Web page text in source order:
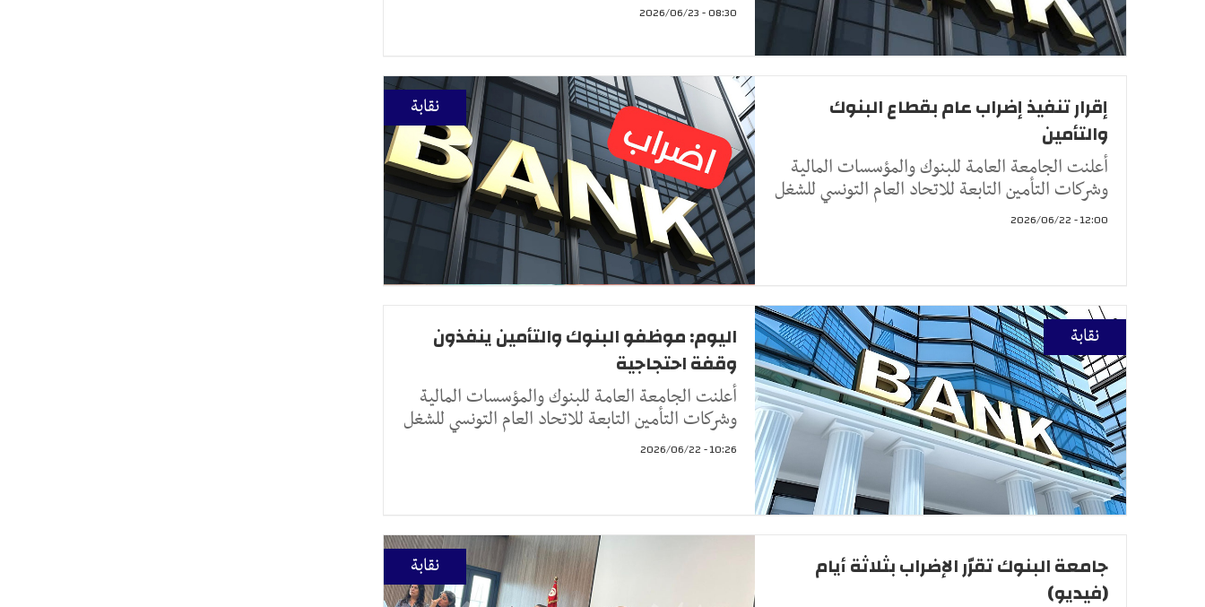
08:30 - 2026/06/23
نقابة
إقرار تنفيذ إضراب عام بقطاع البنوك
والتأمين
أعلنت الجامعة العامة للبنوك والمؤسسات المالية
وشركات التأمين التابعة للاتحاد العام التونسي للشغل
12:00 - 2026/06/22
نقابة
اليوم: موظفو البنوك والتأمين ينفذون
وقفة احتجاجية
أعلنت الجامعة العامة للبنوك والمؤسسات المالية
وشركات التأمين التابعة للاتحاد العام التونسي للشغل
10:26 - 2026/06/22
نقابة
جامعة البنوك تقرّر الإضراب بثلاثة أيام
(فيديو)